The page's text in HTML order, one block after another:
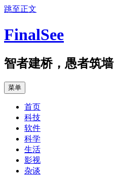
跳至正文
FinalSee
智者建桥，愚者筑墙
菜单
首页
科技
软件
科学
生活
影视
杂谈